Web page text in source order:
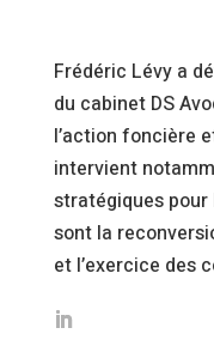
Frédéric Lévy a
du cabinet DS
l’action foncière
intervient
stratégiques
sont la
et l’exercice des